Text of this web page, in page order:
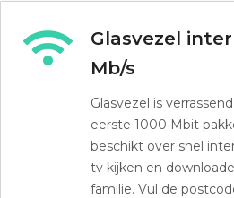
Glasvezel
Mb/s
Glasvezel is
eerste 1000 Mbit
beschikt over snel
tv kijken en
familie. Vul de